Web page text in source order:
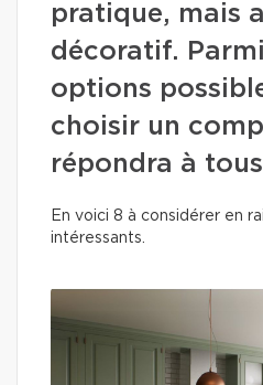
pratique, mais
décoratif.
options
choisir un
répondra à
En voici 8 à considérer en
intéressants.